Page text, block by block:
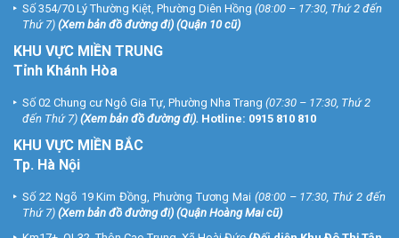
Số 354/70 Lý Thường Kiệt, Phường Diên Hồng (08:00 – 17:30, Thứ 2 đến
Thứ 7) (Xem bản đồ đường đi) (Quận 10 cũ)
KHU VỰC MIỀN TRUNG
Tỉnh Khánh Hòa
Số 02 Chung cư Ngô Gia Tự, Phường Nha Trang (07:30 – 17:30, Thứ 2
đến Thứ 7) (Xem bản đồ đường đi). Hotline: 0915 810 810
KHU VỰC MIỀN BẮC
Tp. Hà Nội
Số 22 Ngõ 19 Kim Đồng, Phường Tương Mai (08:00 – 17:30, Thứ 2 đến
Thứ 7) (Xem bản đồ đường đi) (Quận Hoàng Mai cũ)